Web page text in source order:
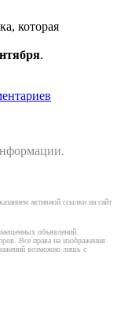
которая
.
активной ссылки на сайт
объявлений.
Все права на изображения
возможно лишь с